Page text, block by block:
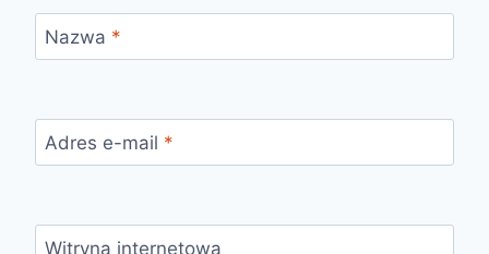
Nazwa *
Adres e-mail *
Witryna internetowa